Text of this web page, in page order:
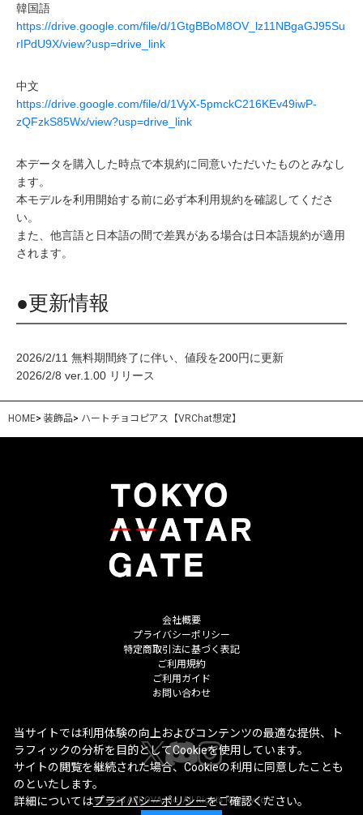
韓国語
https://drive.google.com/file/d/1GtgBBoM8OV_lz11NBgaGJ95Su
rIPdU9X/view?usp=drive_link
中文
https://drive.google.com/file/d/1VyX-5pmckC216KEv49iwP-
zQFzkS85Wx/view?usp=drive_link
本データを購入した時点で本規約に同意いただいたものとみなし
ます。
本モデルを利用開始する前に必ず本利用規約を確認してくださ
い。
また、他言語と日本語の間で差異がある場合は日本語規約が適用
されます。
●更新情報
2026/2/11 無料期間終了に伴い、値段を200円に更新
2026/2/8 ver.1.00 リリース
HOME> 装飾品> ハートチョコピアス【VRChat想定】
会社概要
プライバシーポリシー
特定商取引法に基づく表記
ご利用規約
ご利用ガイド
お問い合わせ
©2026ARROVA Inc. All Rights Reserved.
当サイトでは利用体験の向上およびコンテンツの最適な提供、ト
ラフィックの分析を目的としてCookieを使用しています。
サイトの閲覧を継続された場合、Cookieの利用に同意したことも
のといたします。
詳細についてはプライバシーポリシーをご確認ください。